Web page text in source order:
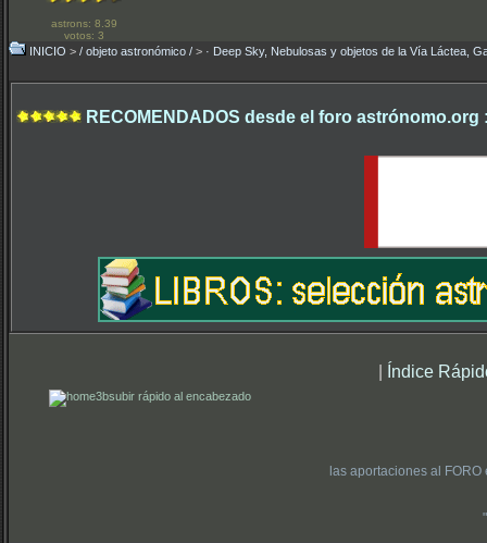
astrons: 8.39
votos: 3
INICIO > / objeto astronómico / > · Deep Sky, Nebulosas y objetos de la Vía Láctea,
RECOMENDADOS desde el foro astrónomo.org
| Índice
subir rápido al encabezado
las aportaciones al